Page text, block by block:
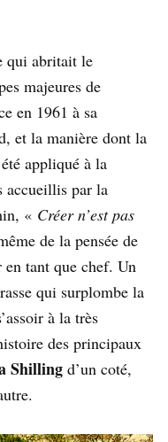
qui abritait le
majeures de
en 1961 à sa
et la manière dont la
appliqué à la
accueillis par la
« Créer n’est pas
de la pensée de
tant que chef. Un
qui surplombe la
à la très
des principaux
Shilling d’un coté,